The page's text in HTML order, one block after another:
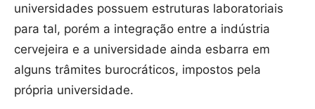
universidades possuem estruturas laboratoriais
para tal, porém a integração entre a indústria
cervejeira e a universidade ainda esbarra em
alguns trâmites burocráticos, impostos pela
própria universidade.